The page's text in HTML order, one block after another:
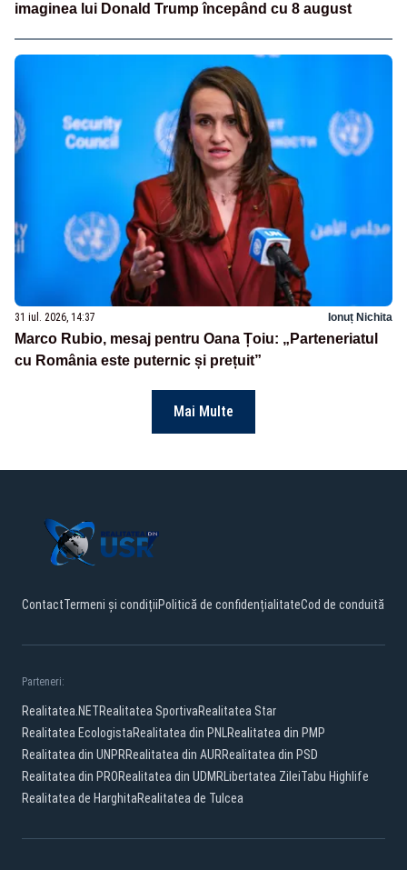
imaginea lui Donald Trump începând cu 8 august
31 iul. 2026, 14:37 Ionuț Nichita
Marco Rubio, mesaj pentru Oana Țoiu: „Parteneriatul
cu România este puternic și prețuit”
Mai Multe
ContactTermeni și condițiiPolitică de confidențialitateCod de conduită
Parteneri:
Realitatea.NETRealitatea SportivaRealitatea Star
Realitatea EcologistaRealitatea din PNLRealitatea din PMP
Realitatea din UNPRRealitatea din AURRealitatea din PSD
Realitatea din PRORealitatea din UDMRLibertatea ZileiTabu Highlife
Realitatea de HarghitaRealitatea de Tulcea